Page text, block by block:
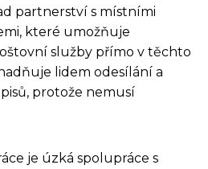
partnerství s místními
které umožňuje
služby přímo v těchto
lidem odesílání a
protože nemusí
je úzká spolupráce s